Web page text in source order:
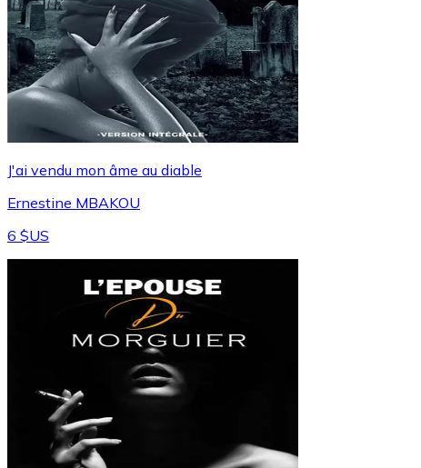
J'ai vendu mon âme au diable
Ernestine MBAKOU
6 $US